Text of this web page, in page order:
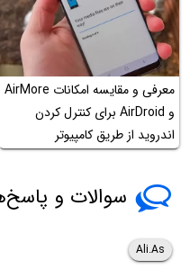
معرفی و مقایسه امکانات AirMore
و AirDroid برای کنترل کردن
اندروید از طریق کامپیوتر
سوالات و
Ali.As